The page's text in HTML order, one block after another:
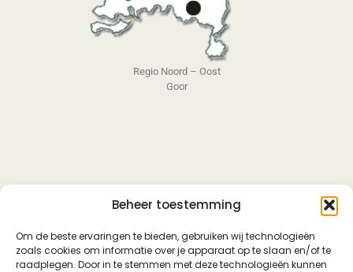
Beheer toestemming
Om de beste ervaringen te bieden, gebruiken wij technologieën
zoals cookies om informatie over je apparaat op te slaan en/of te
raadplegen. Door in te stemmen met deze technologieën kunnen
Regio Noord – Oost
Goor